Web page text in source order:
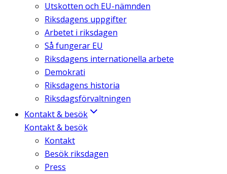
Utskotten och EU-nämnden
Riksdagens uppgifter
Arbetet i riksdagen
Så fungerar EU
Riksdagens internationella arbete
Demokrati
Riksdagens historia
Riksdagsförvaltningen
Kontakt & besök
Kontakt & besök
Kontakt
Besök riksdagen
Press